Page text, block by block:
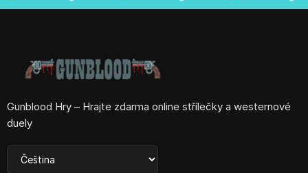
Gunblood Hry – Hrajte zdarma online střílečky a westernové
duely